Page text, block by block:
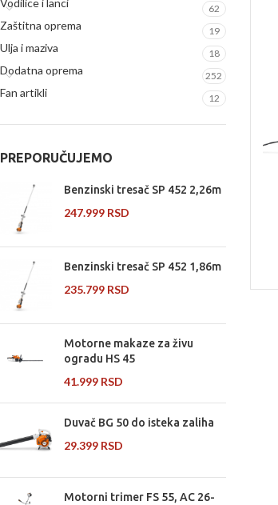
Vodilice i lanci 62
Zaštitna oprema 19
Ulja i maziva 18
Dodatna oprema 252
Fan artikli 12
PREPORUČUJEMO
Benzinski tresač SP 452 2,26m
247.999 RSD
Benzinski tresač SP 452 1,86m
235.799 RSD
Motorne makaze za živu
ogradu HS 45
41.999 RSD
Duvač BG 50 do isteka zaliha
29.399 RSD
Motorni trimer FS 55, AC 26-